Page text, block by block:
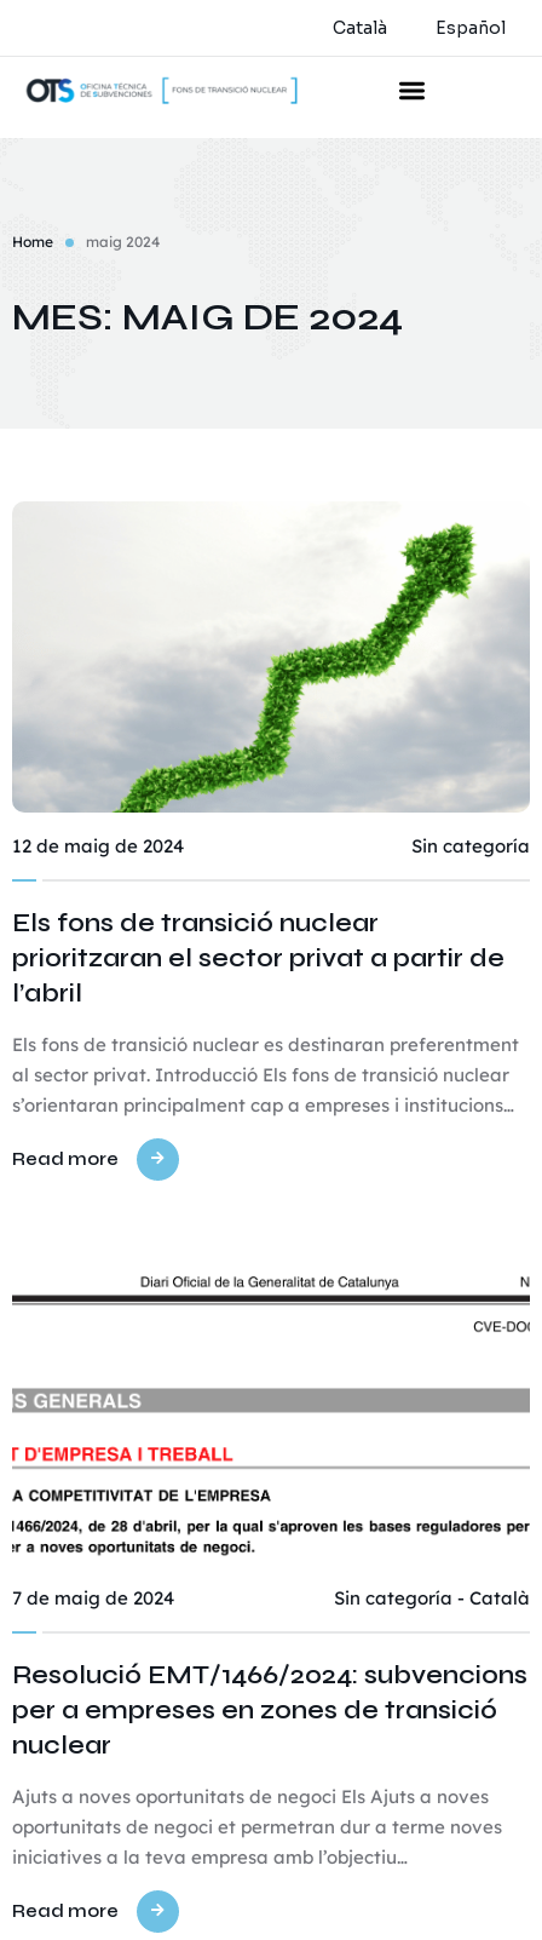
Català Español
Home maig 2024
MES: MAIG DE 2024
12 de maig de 2024 Sin categoría
Els fons de transició nuclear
prioritzaran el sector privat a partir de
l’abril
Els fons de transició nuclear es destinaran preferentment
al sector privat. Introducció Els fons de transició nuclear
s’orientaran principalment cap a empreses i institucions…
Read more
7 de maig de 2024 Sin categoría - Català
Resolució EMT/1466/2024: subvencions
per a empreses en zones de transició
nuclear
Ajuts a noves oportunitats de negoci Els Ajuts a noves
oportunitats de negoci et permetran dur a terme noves
iniciatives a la teva empresa amb l’objectiu…
Read more